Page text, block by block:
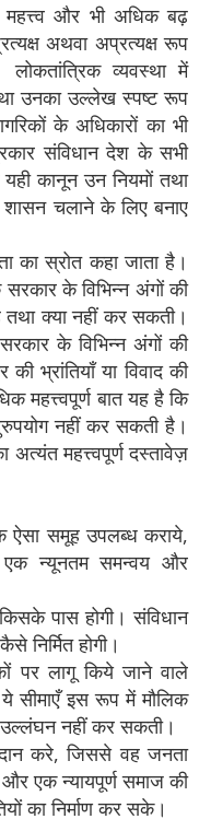
महत्त्व और भी अधिक बढ़
अथवा अप्रत्यक्ष रूप
लोकतांत्रिक व्यवस्था में
उनका उल्लेख स्पष्ट रूप
के अधिकारों का भी
संविधान देश के सभी
कानून उन नियमों तथा
चलाने के लिए बनाए
का स्रोत कहा जाता है।
के विभिन्न अंगों की
क्या नहीं कर सकती।
के विभिन्न अंगों की
भ्रांतियाँ या विवाद की
महत्त्वपूर्ण बात यह है कि
नहीं कर सकती है।
महत्त्वपूर्ण दस्तावेज़
ऐसा समूह उपलब्ध कराये,
न्यूनतम समन्वय और
पास होगी। संविधान
निर्मित होगी।
पर लागू किये जाने वाले
सीमाएँ इस रूप में मौलिक
नहीं कर सकती।
करे, जिससे वह जनता
एक न्यायपूर्ण समाज की
का निर्माण कर सके।